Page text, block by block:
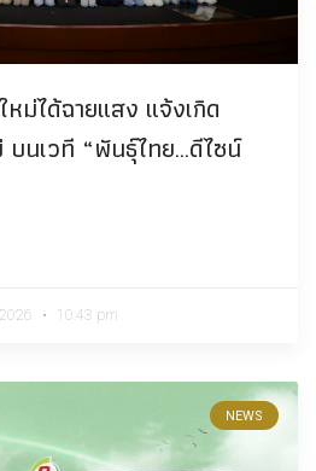
ม่ได้ฉายแสง แจ้งเกิด
นเวที “พันธุ์ไทย…ดีไซน์
10:43 pm
NEWS